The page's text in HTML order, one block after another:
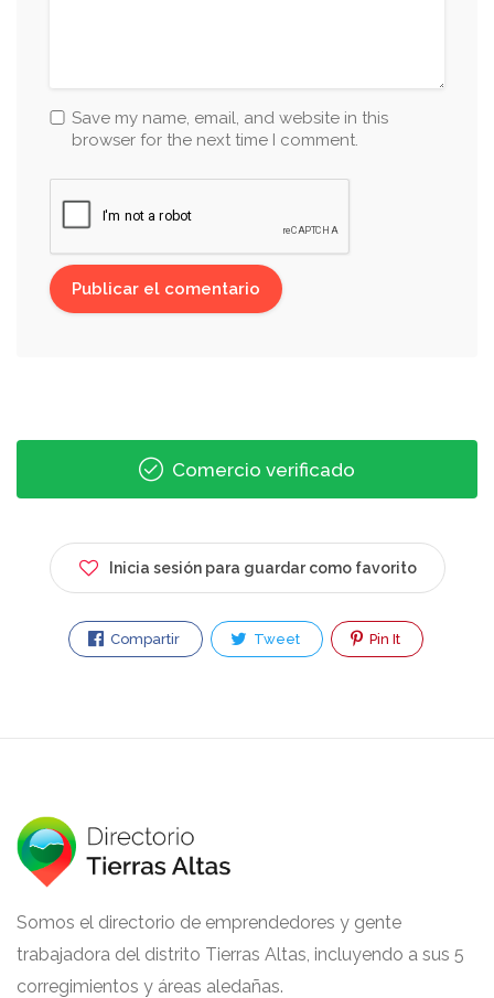
Save my name, email, and website in this
browser for the next time I comment.
Comercio verificado
Inicia sesión para guardar como favorito
Compartir Tweet Pin It
Somos el directorio de emprendedores y gente
trabajadora del distrito Tierras Altas, incluyendo a sus 5
corregimientos y áreas aledañas.